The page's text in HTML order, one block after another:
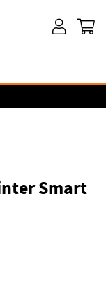
Smart